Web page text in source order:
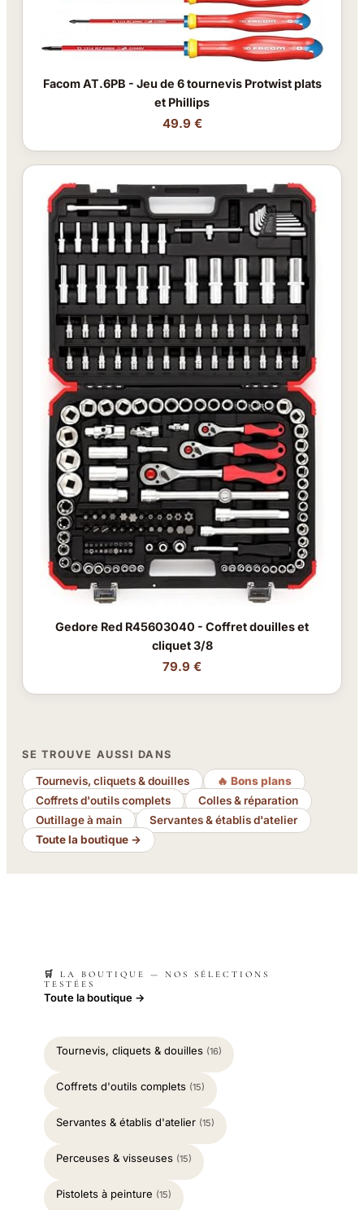
Facom AT.6PB - Jeu de 6 tournevis Protwist plats
et Phillips
49.9 €
Gedore Red R45603040 - Coffret douilles et
cliquet 3/8
79.9 €
SE TROUVE AUSSI DANS
Tournevis, cliquets & douilles
🔥 Bons plans
Coffrets d'outils complets
Colles & réparation
Outillage à main
Servantes & établis d'atelier
Toute la boutique →
🛒 LA BOUTIQUE — NOS SÉLECTIONS
TESTÉES
Toute la boutique →
Tournevis, cliquets & douilles (16)
Coffrets d'outils complets (15)
Servantes & établis d'atelier (15)
Perceuses & visseuses (15)
Pistolets à peinture (15)